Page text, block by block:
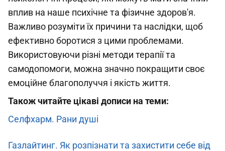
вплив на наше психічне та фізичне здоров'я.
Важливо розуміти їх причини та наслідки, щоб
ефективно боротися з цими проблемами.
Використовуючи різні методи терапії та
самодопомоги, можна значно покращити своє
емоційне благополуччя і якість життя.
Також читайте цікаві дописи на теми:
Селфхарм. Рани душі
Газлайтинг. Як розпізнати та захистити себе від